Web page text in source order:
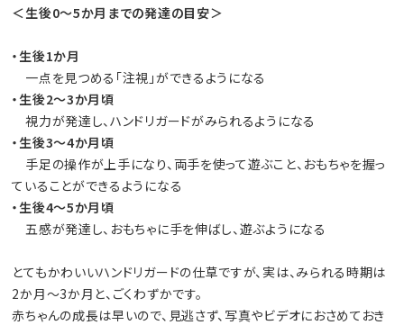
＜生後0～5か月までの発達の目安＞
・生後1か月
一点を見つめる「注視」ができるようになる
・生後2〜3か月頃
視力が発達し、ハンドリガードがみられるようになる
・生後3〜4か月頃
手足の操作が上手になり、両手を使って遊ぶこと、おもちゃを握っ
ていることができるようになる
・生後4〜5か月頃
五感が発達し、おもちゃに手を伸ばし、遊ぶようになる
とてもかわいいハンドリガードの仕草ですが、実は、みられる時期は
2か月～3か月と、ごくわずかです。
赤ちゃんの成長は早いので、見逃さず、写真やビデオにおさめておき